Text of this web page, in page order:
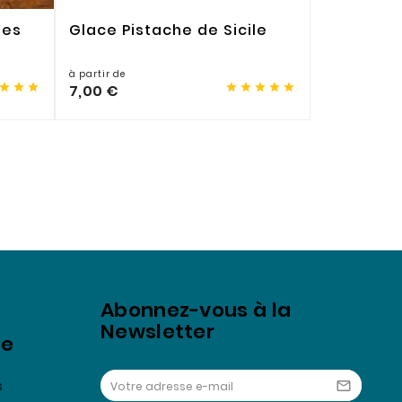
 
Glace Pistache de Sicile
à partir de
7,00 €     
Abonnez-vous à la
Newsletter
